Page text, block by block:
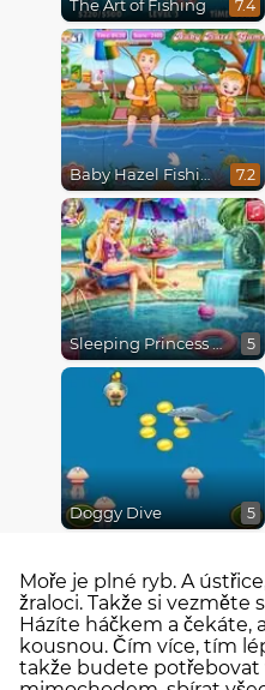
The Art of Fishing 7.4
Baby Hazel Fishing Time 7.2
Sleeping Princess Swimming Pool 5
Doggy Dive 5
Moře je plné ryb. A
žraloci. Takže si vezměte
Házíte háčkem a čekáte,
kousnou. Čím více, tím
takže budete potřebovat